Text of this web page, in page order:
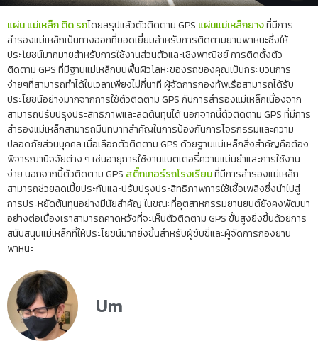
แผ่น แม่เหล็ก ติด รถโดยสรุปแล้วตัวติดตาม GPS แผ่นแม่เหล็กยางที่มีการ
สำรองแม่เหล็กเป็นทางออกที่ยอดเยี่ยมสำหรับการติดตามยานพาหนะซึ่งให้
ประโยชน์มากมายสำหรับการใช้งานส่วนตัวและเชิงพาณิชย์ การติดตั้งตัว
ติดตาม GPS ที่มีฐานแม่เหล็กบนพื้นผิวโลหะของรถของคุณเป็นกระบวนการ
ง่ายๆที่สามารถทำได้ในเวลาเพียงไม่กี่นาที ผู้จัดการกองทัพเรือสามารถได้รับ
ประโยชน์อย่างมากจากการใช้ตัวติดตาม GPS กับการสำรองแม่เหล็กเนื่องจาก
สามารถปรับปรุงประสิทธิภาพและลดต้นทุนได้ นอกจากนี้ตัวติดตาม GPS ที่มีการ
สำรองแม่เหล็กสามารถมีบทบาทสำคัญในการป้องกันการโจรกรรมและความ
ปลอดภัยส่วนบุคคล เมื่อเลือกตัวติดตาม GPS ด้วยฐานแม่เหล็กสิ่งสำคัญคือต้อง
พิจารณาปัจจัยต่าง ๆ เช่นอายุการใช้งานแบตเตอรี่ความแม่นยำและการใช้งาน
ง่าย นอกจากนี้ตัวติดตาม GPS สติ๊กเกอร์รถโรงเรียนที่มีการสำรองแม่เหล็ก
สามารถช่วยลดเบี้ยประกันและปรับปรุงประสิทธิภาพการใช้เชื้อเพลิงซึ่งนำไปสู่
การประหยัดต้นทุนอย่างมีนัยสำคัญ ในขณะที่อุตสาหกรรมยานยนต์ยังคงพัฒนา
อย่างต่อเนื่องเราสามารถคาดหวังที่จะเห็นตัวติดตาม GPS ขั้นสูงยิ่งขึ้นด้วยการ
สนับสนุนแม่เหล็กที่ให้ประโยชน์มากยิ่งขึ้นสำหรับผู้ขับขี่และผู้จัดการกองยาน
พาหนะ
Um